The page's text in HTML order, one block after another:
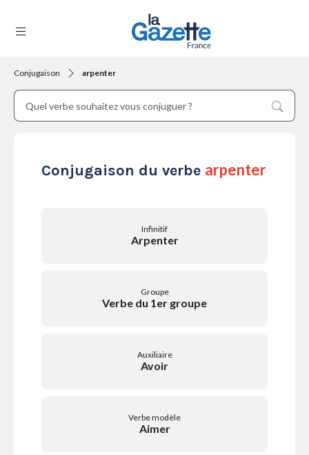
THÉMATIQUES
Conjugaison arpenter
Conjugaison du verbe arpenter
Infinitif
Arpenter
Groupe
Verbe du 1er groupe
Auxiliaire
Avoir
Verbe modèle
Aimer